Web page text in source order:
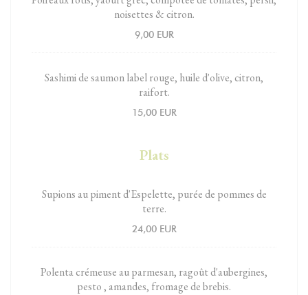
noisettes & citron.
9,00 EUR
Sashimi de saumon label rouge, huile d'olive, citron,
raifort.
15,00 EUR
Plats
Supions au piment d'Espelette, purée de pommes de
terre.
24,00 EUR
Polenta crémeuse au parmesan, ragoût d'aubergines,
pesto , amandes, fromage de brebis.